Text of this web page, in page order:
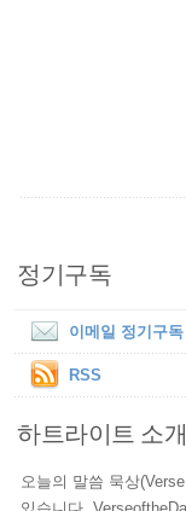
정기구독
이메일 정기구독
RSS
하트라이트 소개
오늘의 말씀 묵상